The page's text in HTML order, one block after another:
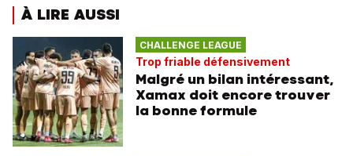
À LIRE AUSSI
CHALLENGE LEAGUE
Trop friable défensivement
Malgré un bilan intéressant,
Xamax doit encore trouver
la bonne formule